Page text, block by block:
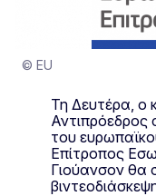
© EU
Τη Δευτέρα, ο
Αντιπρόεδρος
του
Επίτροπος
Γιούανσον θα